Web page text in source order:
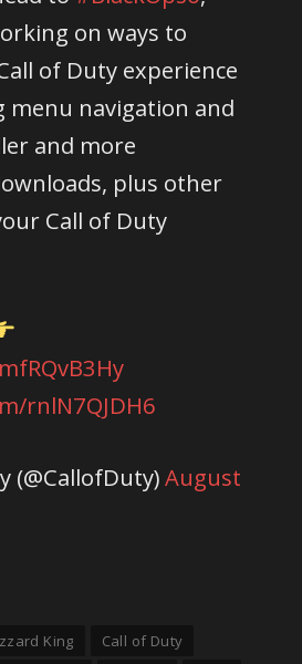
on ways to
of Duty experience
menu navigation and
and more
plus other
Call of Duty
rnlN7QJDH6
(@CallofDuty)August
King
Call of Duty